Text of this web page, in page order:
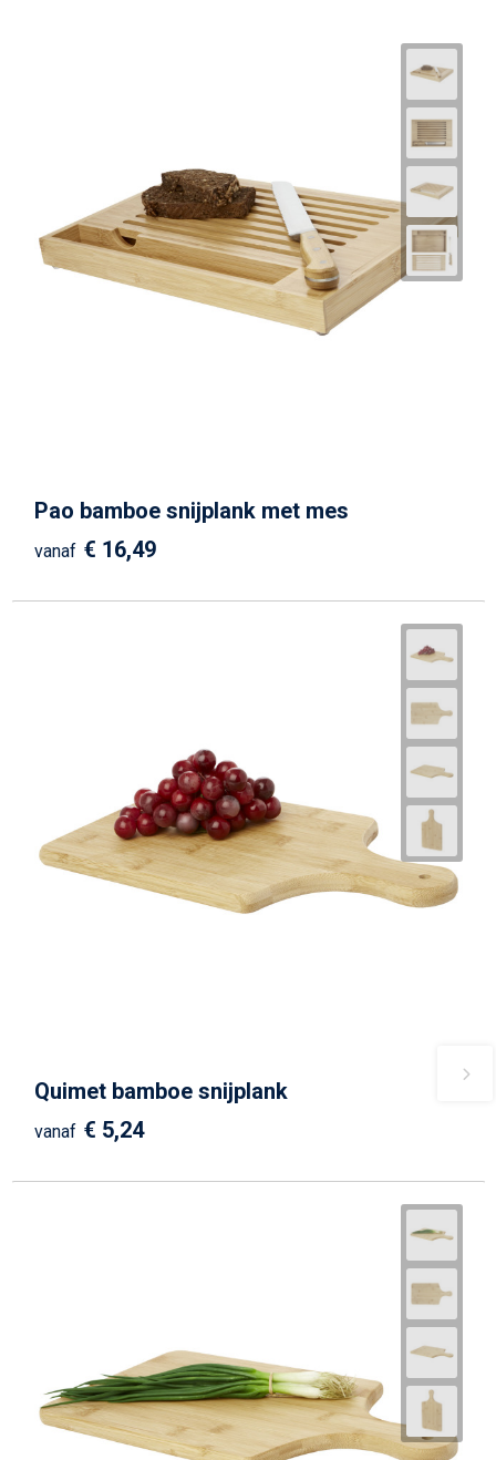
Pao bamboe snijplank met mes
vanaf € 16,49
Quimet bamboe snijplank
vanaf € 5,24